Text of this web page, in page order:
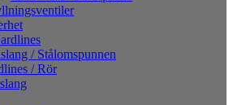
/ Stålomspunnen
/ Rör